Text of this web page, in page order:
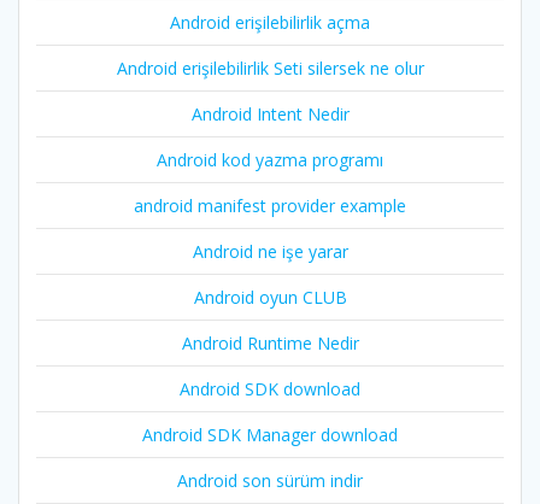
Android erişilebilirlik açma
Android erişilebilirlik Seti silersek ne olur
Android Intent Nedir
Android kod yazma programı
android manifest provider example
Android ne işe yarar
Android oyun CLUB
Android Runtime Nedir
Android SDK download
Android SDK Manager download
Android son sürüm indir